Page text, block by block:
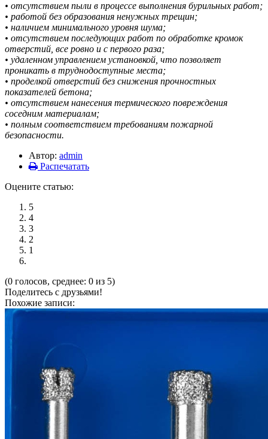
• отсутствием пыли в процессе выполнения бурильных работ;
• работой без образования ненужных трещин;
• наличием минимального уровня шума;
• отсутствием последующих работ по обработке кромок
отверстий, все ровно и с первого раза;
• удаленном управлением установкой, что позволяет
проникать в труднодоступные места;
• проделкой отверстий без снижения прочностных
показателей бетона;
• отсутствием нанесения термического повреждения
соседним материалам;
• полным соответствием требованиям пожарной
безопасности.
Автор: admin
Распечатать
Оцените статью:
5
4
3
2
1
(0 голосов, среднее: 0 из 5)
Поделитесь с друзьями!
Похожие записи: